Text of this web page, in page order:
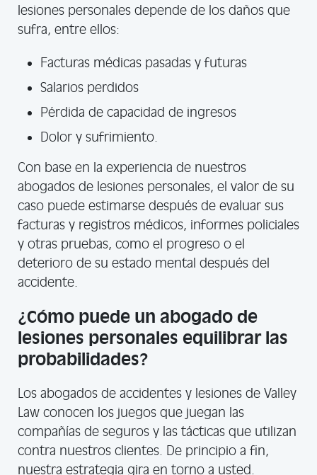
lesiones personales depende de los daños que
sufra, entre ellos:
Facturas médicas pasadas y futuras
Salarios perdidos
Pérdida de capacidad de ingresos
Dolor y sufrimiento.
Con base en la experiencia de nuestros
abogados de lesiones personales, el valor de su
caso puede estimarse después de evaluar sus
facturas y registros médicos, informes policiales
y otras pruebas, como el progreso o el
deterioro de su estado mental después del
accidente.
¿Cómo puede un abogado de
lesiones personales equilibrar las
probabilidades?
Los abogados de accidentes y lesiones de Valley
Law conocen los juegos que juegan las
compañías de seguros y las tácticas que utilizan
contra nuestros clientes. De principio a fin,
nuestra estrategia gira en torno a usted.